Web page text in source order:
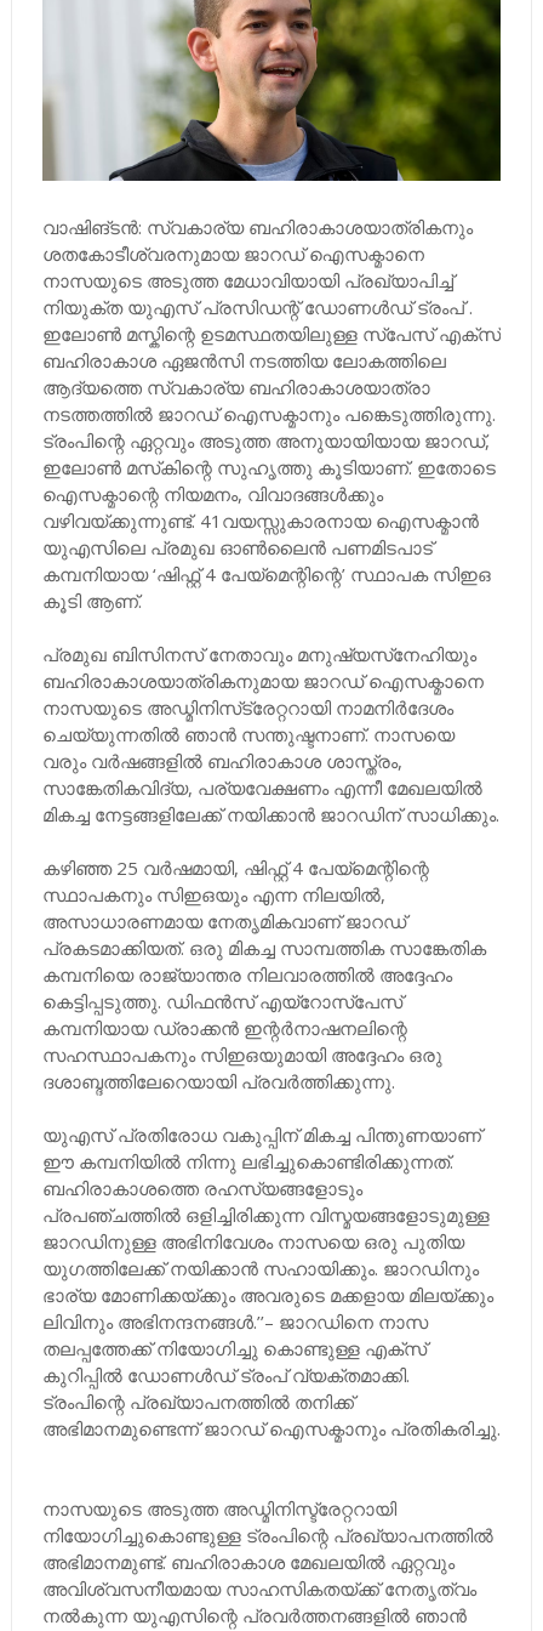
വാഷിങ്ടൻ: സ്വകാര്യ ബഹിരാകാശയാത്രികനും
ശതകോടീശ്വരനുമായ ജാറഡ് ഐസക്മാനെ
നാസയുടെ അടുത്ത മേധാവിയായി പ്രഖ്യാപിച്ച്
നിയുക്ത യുഎസ് പ്രസിഡന്റ് ഡോണൾഡ് ട്രംപ് .
ഇലോൺ മസ്കിന്റെ ഉടമസ്ഥതയിലുള്ള സ്പേസ് എക്സ്
ബഹിരാകാശ ഏജൻസി നടത്തിയ ലോകത്തിലെ
ആദ്യത്തെ സ്വകാര്യ ബഹിരാകാശയാത്രാ
നടത്തത്തിൽ ജാറഡ് ഐസക്മാനും പങ്കെടുത്തിരുന്നു.
ട്രംപിന്റെ ഏറ്റവും അടുത്ത അനുയായിയായ ജാറഡ്,
ഇലോൺ മസ്‌കിന്റെ സുഹൃത്തു കൂടിയാണ്. ഇതോടെ
ഐസക്മാന്റെ നിയമനം, വിവാദങ്ങൾക്കും
വഴിവയ്ക്കുന്നുണ്ട്. 41വയസ്സുകാരനായ ഐസക്മാൻ
യുഎസിലെ പ്രമുഖ ഓൺലൈൻ പണമിടപാട്
കമ്പനിയായ ‘ഷിഫ്റ്റ് 4 പേയ്മെന്റിന്റെ’ സ്ഥാപക സിഇഒ
കൂടി ആണ്.
പ്രമുഖ ബിസിനസ് നേതാവും മനുഷ്യസ്‌നേഹിയും
ബഹിരാകാശയാത്രികനുമായ ജാറഡ് ഐസക്മാനെ
നാസയുടെ അഡ്മിനിസ്‌ട്രേറ്ററായി നാമനിർദേശം
ചെയ്യുന്നതിൽ ഞാൻ സന്തുഷ്ടനാണ്. നാസയെ
വരും വർഷങ്ങളിൽ ബഹിരാകാശ ശാസ്ത്രം,
സാങ്കേതികവിദ്യ, പര്യവേക്ഷണം എന്നീ മേഖലയിൽ
മികച്ച നേട്ടങ്ങളിലേക്ക് നയിക്കാൻ ജാറഡിന് സാധിക്കും.
കഴിഞ്ഞ 25 വർഷമായി, ഷിഫ്റ്റ് 4 പേയ്മെന്റിന്റെ
സ്ഥാപകനും സിഇഒയും എന്ന നിലയിൽ,
അസാധാരണമായ നേതൃമികവാണ് ജാറ‍ഡ‍്
പ്രകടമാക്കിയത്. ഒരു മികച്ച സാമ്പത്തിക സാങ്കേതിക
കമ്പനിയെ രാജ്യാന്തര നിലവാരത്തിൽ അദ്ദേഹം
കെട്ടിപ്പടുത്തു. ഡിഫൻസ് എയ്‌റോസ്‌പേസ്
കമ്പനിയായ ഡ്രാക്കൻ ഇന്റർനാഷനലിന്റെ
സഹസ്ഥാപകനും സിഇഒയുമായി അദ്ദേഹം ഒരു
ദശാബ്ദത്തിലേറെയായി പ്രവർത്തിക്കുന്നു.
യുഎസ് പ്രതിരോധ വകുപ്പിന് മികച്ച പിന്തുണയാണ്
ഈ കമ്പനിയിൽ നിന്നു ലഭിച്ചുകൊണ്ടിരിക്കുന്നത്.
ബഹിരാകാശത്തെ രഹസ്യങ്ങളോടും
പ്രപഞ്ചത്തിൽ ഒളിച്ചിരിക്കുന്ന വിസ്മയങ്ങളോടുമുള്ള
ജാറഡിനുള്ള അഭിനിവേശം നാസയെ ഒരു പുതിയ
യുഗത്തിലേക്ക് നയിക്കാൻ സഹായിക്കും. ജാറഡിനും
ഭാര്യ മോണിക്കയ്ക്കും അവരുടെ മക്കളായ മിലയ്ക്കും
ലിവിനും അഭിനന്ദനങ്ങൾ.’’– ജാറഡിനെ നാസ
തലപ്പത്തേക്ക് നിയോഗിച്ചു കൊണ്ടുള്ള എക്സ്
കുറിപ്പിൽ ഡോണൾഡ് ട്രംപ് വ്യക്തമാക്കി.
ട്രംപിന്റെ പ്രഖ്യാപനത്തിൽ തനിക്ക്
അഭിമാനമുണ്ടെന്ന് ജാറ‍ഡ് ഐസക്മാനും പ്രതികരിച്ചു.
നാസയുടെ അടുത്ത അഡ്മിനിസ്ട്രേറ്ററായി
നിയോഗിച്ചുകൊണ്ടുള്ള ട്രംപിന്റെ പ്രഖ്യാപനത്തിൽ
അഭിമാനമുണ്ട്. ബഹിരാകാശ മേഖലയിൽ ഏറ്റവും
അവിശ്വസനീയമായ സാഹസികതയ്ക്ക് നേതൃത്വം
നൽകുന്ന യുഎസിന്റെ പ്രവർത്തനങ്ങളിൽ ഞാൻ